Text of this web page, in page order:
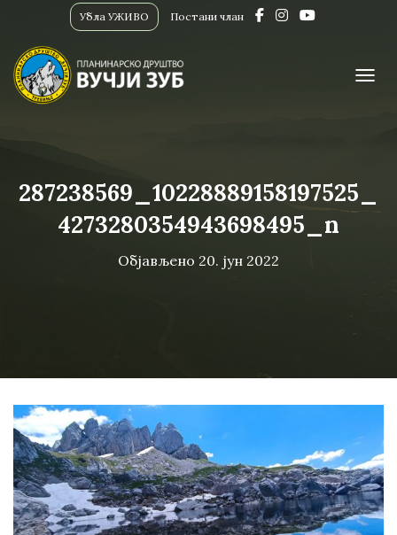
Убла УЖИВО Постани члан
287238569_10228889158197525_
4273280354943698495_n
Објављено 20. јун 2022